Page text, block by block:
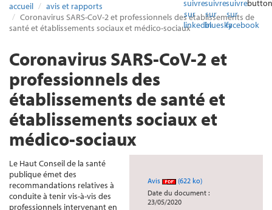
accueil
avis et rapports
Coronavirus SARS-CoV-2 et professionnels des établissements de
santé et établissements sociaux et médico-sociaux
Coronavirus SARS-CoV-2 et
professionnels des
établissements de santé et
établissements sociaux et
médico-sociaux
Avis
(622 ko)
Date du document :
23/05/2020
Le Haut Conseil de la santé
publique émet des
recommandations relatives à
conduite à tenir vis-à-vis des
professionnels intervenant en